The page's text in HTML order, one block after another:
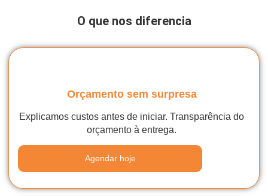
O que nos diferencia
Orçamento sem surpresa
Explicamos custos antes de iniciar. Transparência do
orçamento à entrega.
Agendar hoje